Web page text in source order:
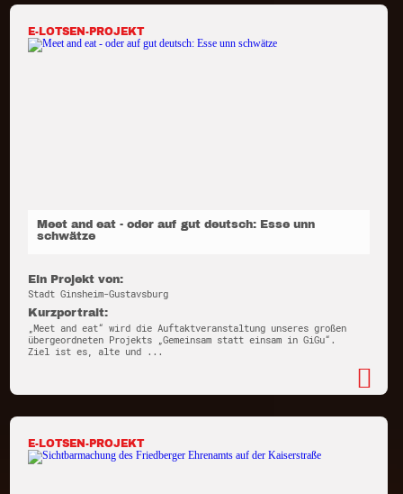
E-LOTSEN-PROJEKT
Meet and eat - oder auf gut deutsch: Esse unn
schwätze
Ein Projekt von:
Stadt Ginsheim-Gustavsburg
Kurzportrait:
„Meet and eat“ wird die Auftaktveranstaltung unseres großen
übergeordneten Projekts „Gemeinsam statt einsam in GiGu“.
Ziel ist es, alte und ...
E-LOTSEN-PROJEKT